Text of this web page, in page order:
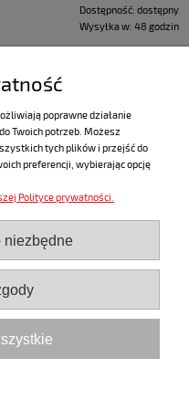
Dostępność: dostępny
Wysyłka w: 48 godzin
« 1 2 3 4 5
poprawne działanie
Twoich potrzeb. Możesz
tych plików i przejść do
preferencji, wybierając opcję
Polityce prywatności.
niezbędne